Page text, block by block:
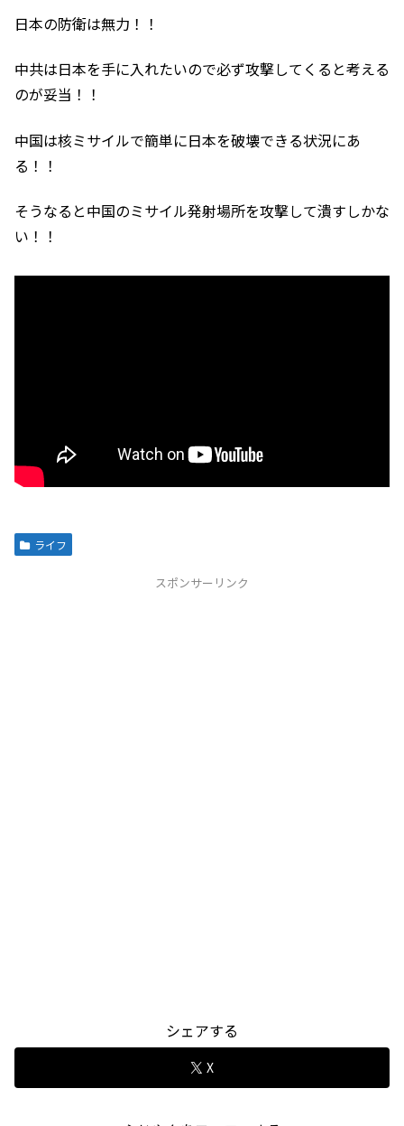
日本の防衛は無力！！
中共は日本を手に入れたいので必ず攻撃してくると考える
のが妥当！！
中国は核ミサイルで簡単に日本を破壊できる状況にあ
る！！
そうなると中国のミサイル発射場所を攻撃して潰すしかな
い！！
ライフ
スポンサーリンク
シェアする
X